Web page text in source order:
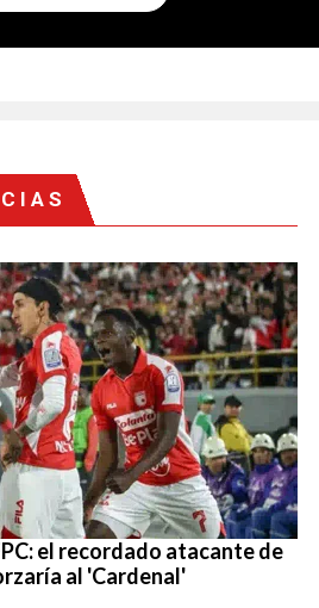
el recordado atacante de
al 'Cardenal'